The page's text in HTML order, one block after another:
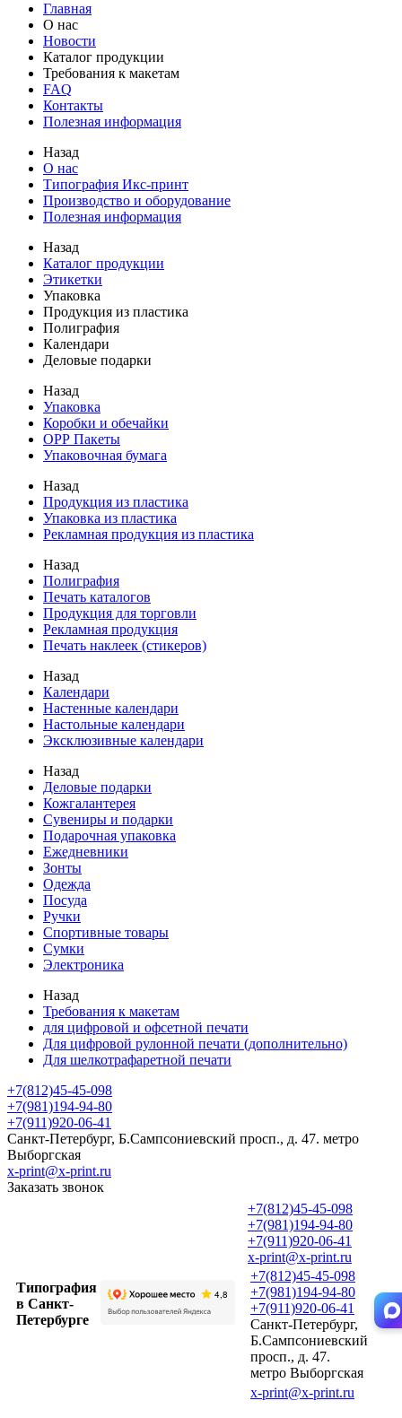
Главная
О нас
Новости
Каталог продукции
Требования к макетам
FAQ
Контакты
Полезная информация
Назад
О нас
Типография Икс-принт
Производство и оборудование
Полезная информация
Назад
Каталог продукции
Этикетки
Упаковка
Продукция из пластика
Полиграфия
Календари
Деловые подарки
Назад
Упаковка
Коробки и обечайки
ОРР Пакеты
Упаковочная бумага
Назад
Продукция из пластика
Упаковка из пластика
Рекламная продукция из пластика
Назад
Полиграфия
Печать каталогов
Продукция для торговли
Рекламная продукция
Печать наклеек (стикеров)
Назад
Календари
Настенные календари
Настольные календари
Эксклюзивные календари
Назад
Деловые подарки
Кожгалантерея
Сувениры и подарки
Подарочная упаковка
Ежедневники
Зонты
Одежда
Посуда
Ручки
Спортивные товары
Сумки
Электроника
Назад
Требования к макетам
для цифровой и офсетной печати
Для цифровой рулонной печати (дополнительно)
Для шелкотрафаретной печати
+7(812)45-45-098
+7(981)194-94-80
+7(911)920-06-41
Санкт-Петербург, Б.Сампсониевский просп., д. 47. метро
Выборгская
x-print@x-print.ru
Заказать звонок
Типография
в Санкт-
Петербурге
+7(812)45-45-098
+7(981)194-94-80
+7(911)920-06-41
x-print@x-print.ru
+7(812)45-45-098
+7(981)194-94-80
+7(911)920-06-41
Санкт-Петербург,
Б.Сампсониевский
просп., д. 47.
метро Выборгская
x-print@x-print.ru